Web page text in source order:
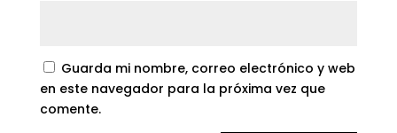
Guarda mi nombre, correo electrónico y web
en este navegador para la próxima vez que
comente.